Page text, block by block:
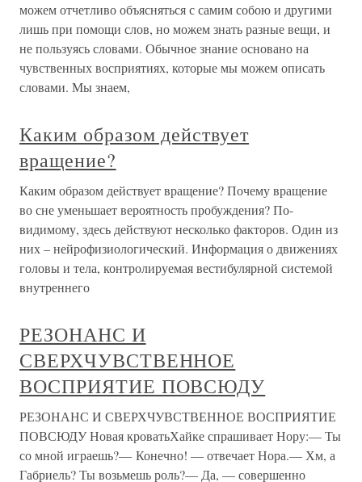
можем отчетливо объясняться с самим собою и другими
лишь при помощи слов, но можем знать разные вещи, и
не пользуясь словами. Обычное знание основано на
чувственных восприятиях, которые мы можем описать
словами. Мы знаем,
Каким образом действует
вращение?
Каким образом действует вращение? Почему вращение
во сне уменьшает вероятность пробуждения? По-
видимому, здесь действуют несколько факторов. Один из
них – нейрофизиологический. Информация о движениях
головы и тела, контролируемая вестибулярной системой
внутреннего
РЕЗОНАНС И
СВЕРХЧУВСТВЕННОЕ
ВОСПРИЯТИЕ ПОВСЮДУ
РЕЗОНАНС И СВЕРХЧУВСТВЕННОЕ ВОСПРИЯТИЕ
ПОВСЮДУ Новая кроватьХайке спрашивает Нору:— Ты
со мной играешь?— Конечно! — отвечает Нора.— Хм, а
Габриель? Ты возьмешь роль?— Да, — совершенно